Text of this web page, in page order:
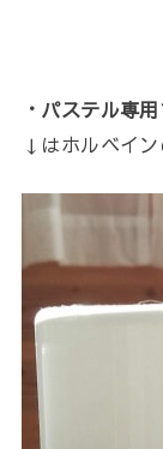
・パステル専
↓はホルベイ